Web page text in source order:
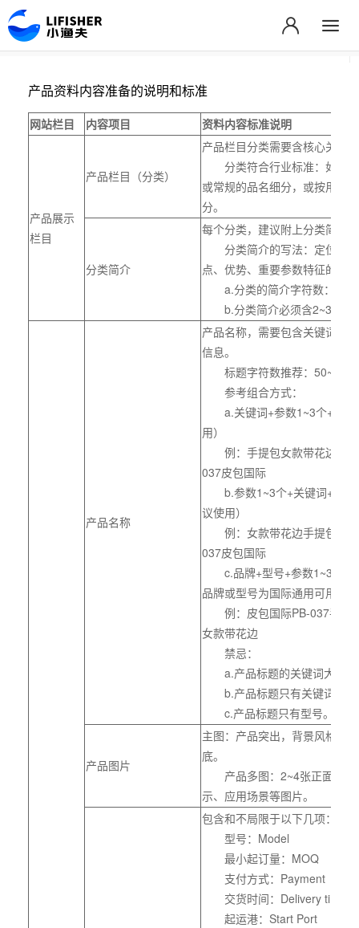
产品资料内容准备的说明和标准
网站栏目 内容项目 资料内容标准说明
产品展示
栏目
产品栏目（分类）
产品栏目分类需要含核心关键词
分类符合行业标准：如应用
或常规的品名细分，或按用途/
分。
分类简介
每个分类，建议附上分类简介。
分类简介的写法：定位该分
点、优势、重要参数特征的表
a.分类的简介字符数：
b.分类简介必须含2~3个核
产品名称
产品名称，需要包含关键词、
信息。
标题字符数推荐：50~65个
参考组合方式：
a.关键词+参数1~3个+型号
用）
例：手提包女款带花边小牛
037皮包国际
b.参数1~3个+关键词+型号
议使用）
例：女款带花边手提包小牛
037皮包国际
c.品牌+型号+参数1~3个+
品牌或型号为国际通用可用）
例：皮包国际PB-037手提
女款带花边
禁忌：
a.产品标题的关键词大范围
b.产品标题只有关键词。
c.产品标题只有型号。
产品图片
主图：产品突出，背景风格统
底。
产品多图：2~4张正面、侧
示、应用场景等图片。
包含和不局限于以下几项：
型号：Model
最小起订量：MOQ
支付方式：Payment
交货时间：Delivery time
起运港：Start Port